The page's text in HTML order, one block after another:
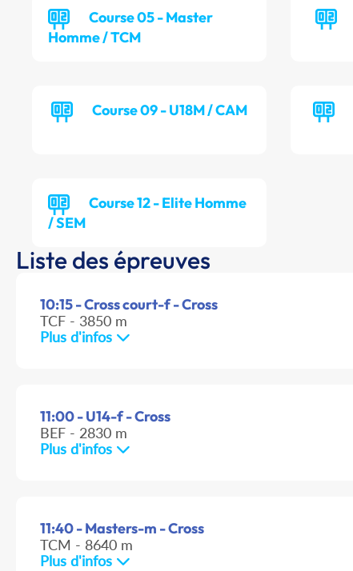
Course 05 - Master
Homme / TCM
Course 09 - U18M / CAM
Course 12 - Elite Homme
/ SEM
Liste des épreuves
10:15 - Cross court-f - Cross
TCF - 3850 m
Plus d'infos
11:00 - U14-f - Cross
BEF - 2830 m
Plus d'infos
11:40 - Masters-m - Cross
TCM - 8640 m
Plus d'infos